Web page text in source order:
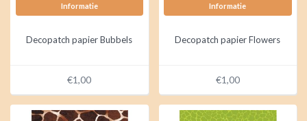
Informatie
Decopatch papier Bubbels
€1,00
Informatie
Decopatch papier Flowers
€1,00